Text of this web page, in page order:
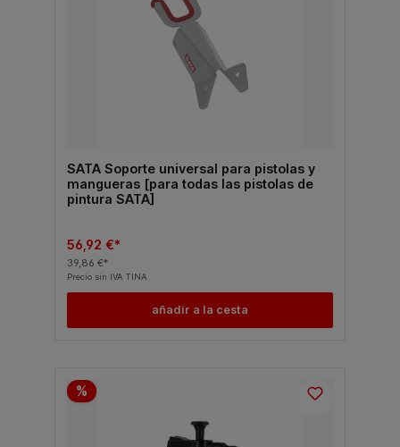
SATA Soporte universal para pistolas y
mangueras [para todas las pistolas de
pintura SATA]
56,92 €*
39,86 €*
Precio sin IVA TINA
añadir a la cesta
%